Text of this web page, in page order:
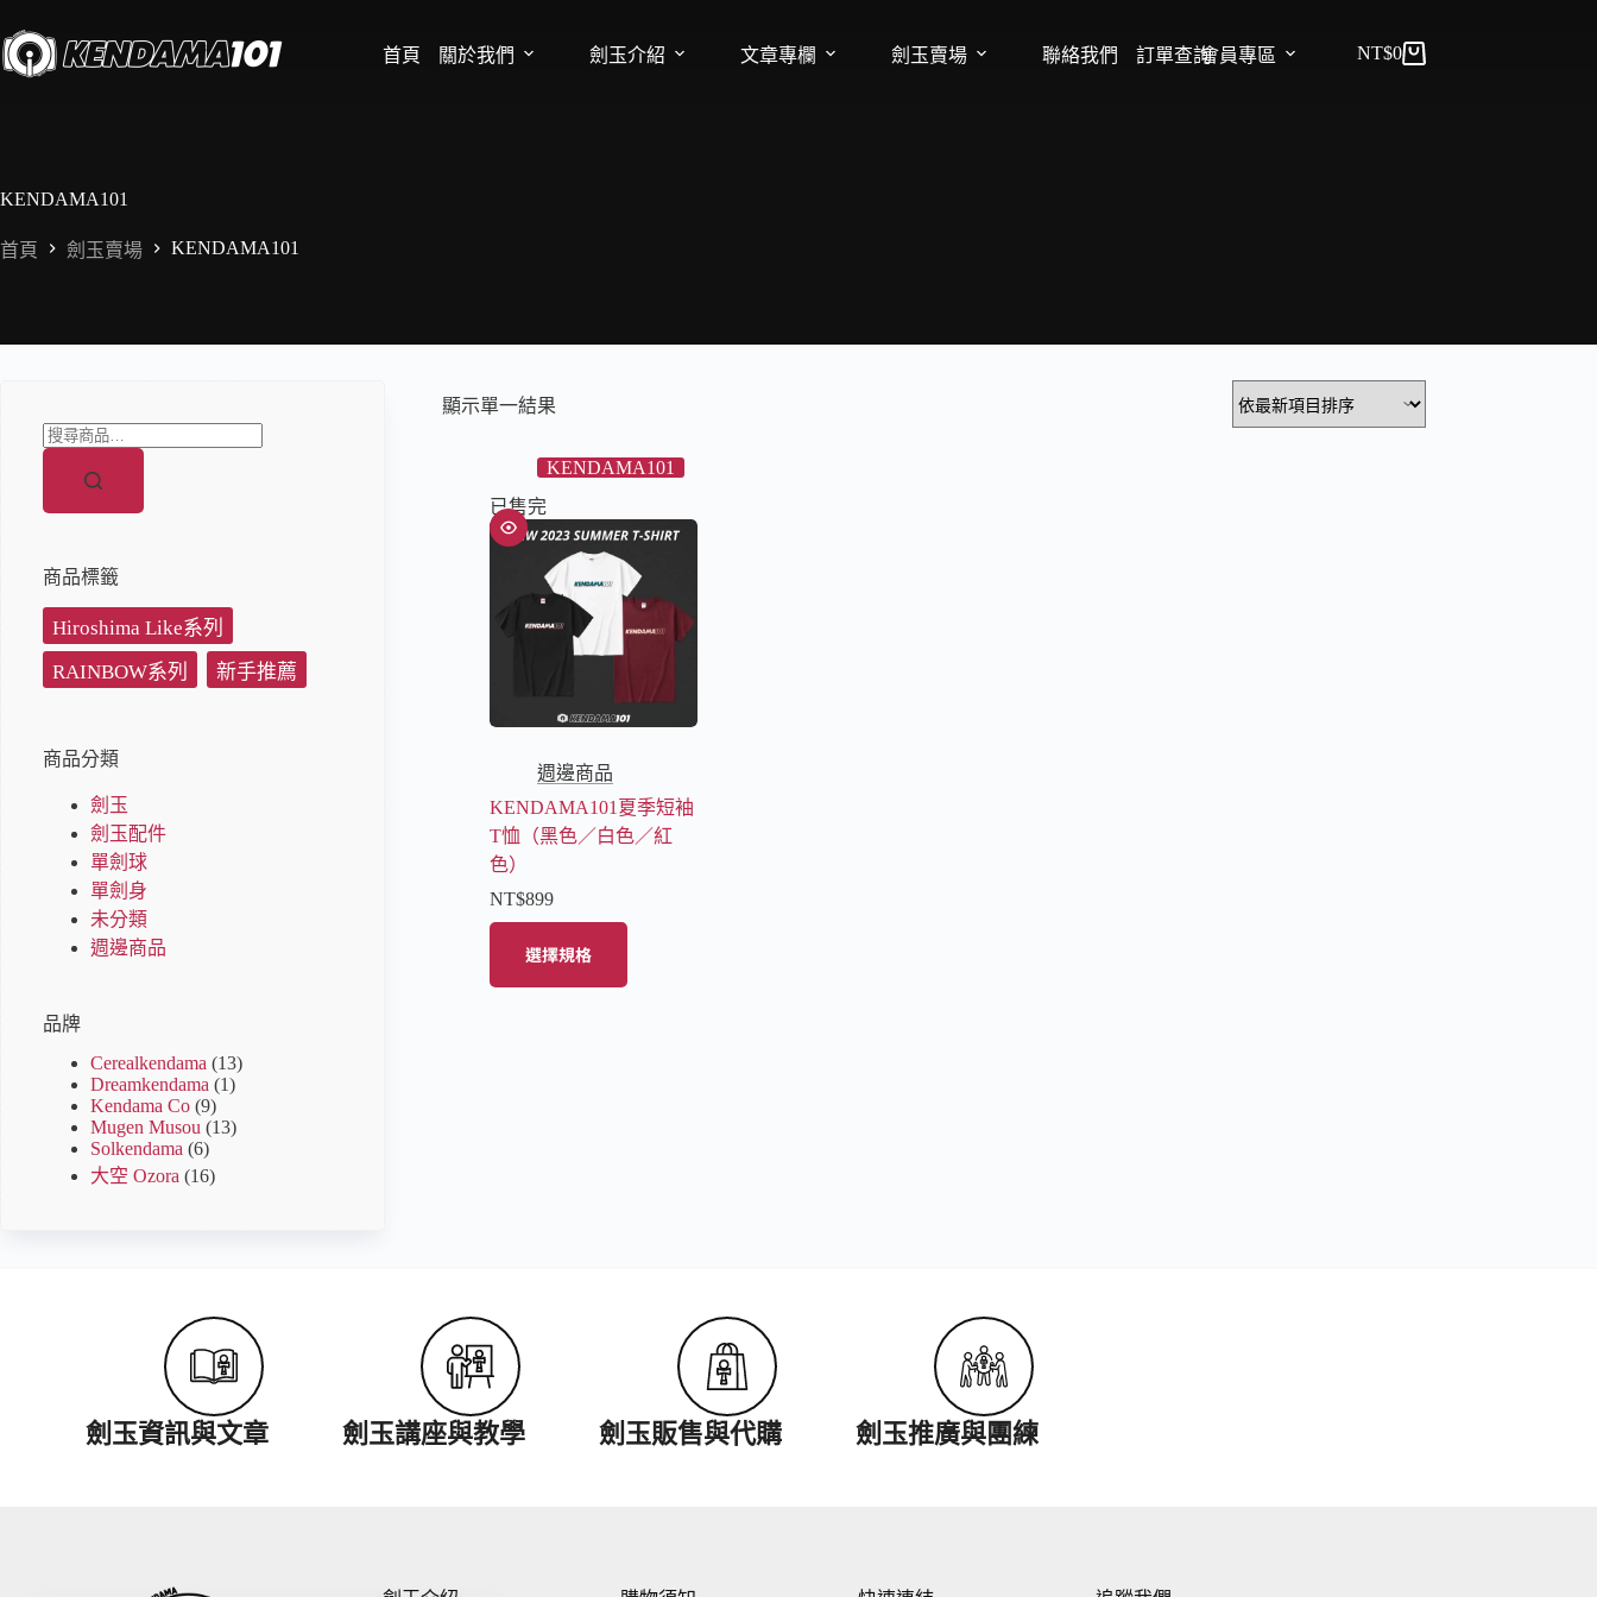
首頁 關於我們 劍玉介紹 文章專欄 劍玉賣場 聯絡我們 訂單查詢會員專區 NT$0
KENDAMA101
首頁 劍玉賣場 KENDAMA101
顯示單一結果
KENDAMA101
已售完
週邊商品
KENDAMA101夏季短袖
T恤（黑色／白色／紅
色）
NT$899
選擇規格
商品標籤
Hiroshima Like系列
RAINBOW系列
新手推薦
商品分類
劍玉
劍玉配件
單劍球
單劍身
未分類
週邊商品
品牌
Cerealkendama (13)
Dreamkendama (1)
Kendama Co (9)
Mugen Musou (13)
Solkendama (6)
大空 Ozora (16)
劍玉資訊與文章 劍玉講座與教學 劍玉販售與代購 劍玉推廣與團練